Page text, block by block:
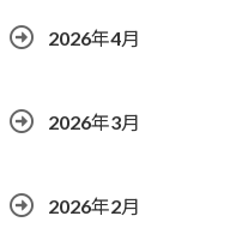
2026年4月
2026年3月
2026年2月